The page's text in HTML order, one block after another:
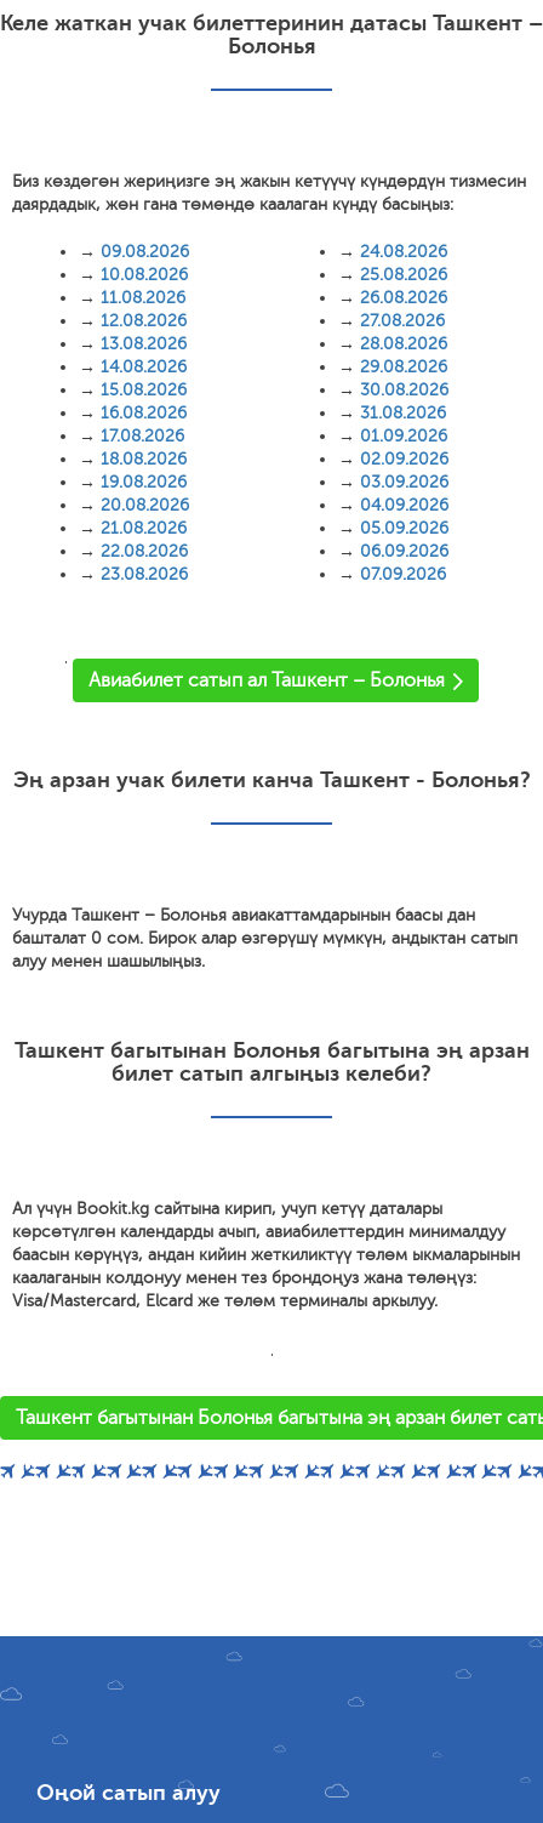
Келе жаткан учак билеттеринин датасы Ташкент –
Болонья
Биз көздөгөн жериңизге эң жакын кетүүчү күндөрдүн тизмесин
даярдадык, жөн гана төмөндө каалаган күндү басыңыз:
→ 09.08.2026
→ 10.08.2026
→ 11.08.2026
→ 12.08.2026
→ 13.08.2026
→ 14.08.2026
→ 15.08.2026
→ 16.08.2026
→ 17.08.2026
→ 18.08.2026
→ 19.08.2026
→ 20.08.2026
→ 21.08.2026
→ 22.08.2026
→ 23.08.2026
→ 24.08.2026
→ 25.08.2026
→ 26.08.2026
→ 27.08.2026
→ 28.08.2026
→ 29.08.2026
→ 30.08.2026
→ 31.08.2026
→ 01.09.2026
→ 02.09.2026
→ 03.09.2026
→ 04.09.2026
→ 05.09.2026
→ 06.09.2026
→ 07.09.2026
'
Авиабилет сатып ал Ташкент – Болонья
Эң арзан учак билети канча Ташкент - Болонья?
Учурда Ташкент – Болонья авиакаттамдарынын баасы дан
башталат 0 сом. Бирок алар өзгөрүшү мүмкүн, андыктан сатып
алуу менен шашылыңыз.
Ташкент багытынан Болонья багытына эң арзан
билет сатып алгыңыз келеби?
Ал үчүн Bookit.kg сайтына кирип, учуп кетүү даталары
көрсөтүлгөн календарды ачып, авиабилеттердин минималдуу
баасын көрүңүз, андан кийин жеткиликтүү төлөм ыкмаларынын
каалаганын колдонуу менен тез брондоңуз жана төлөңүз:
Visa/Mastercard, Elcard же төлөм терминалы аркылуу.
'
Ташкент багытынан Болонья багытына эң арзан билет
Оңой сатып алуу